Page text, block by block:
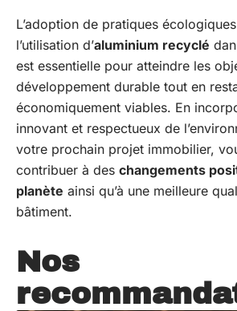
L’adoption de pratiques
l’utilisation d’aluminium recyclé
est essentielle pour atteindre les
développement durable tout en
économiquement viables. En
innovant et respectueux de
votre prochain projet immobilier,
contribuer à des changements
planète ainsi qu’à une meilleure
bâtiment.
Nos